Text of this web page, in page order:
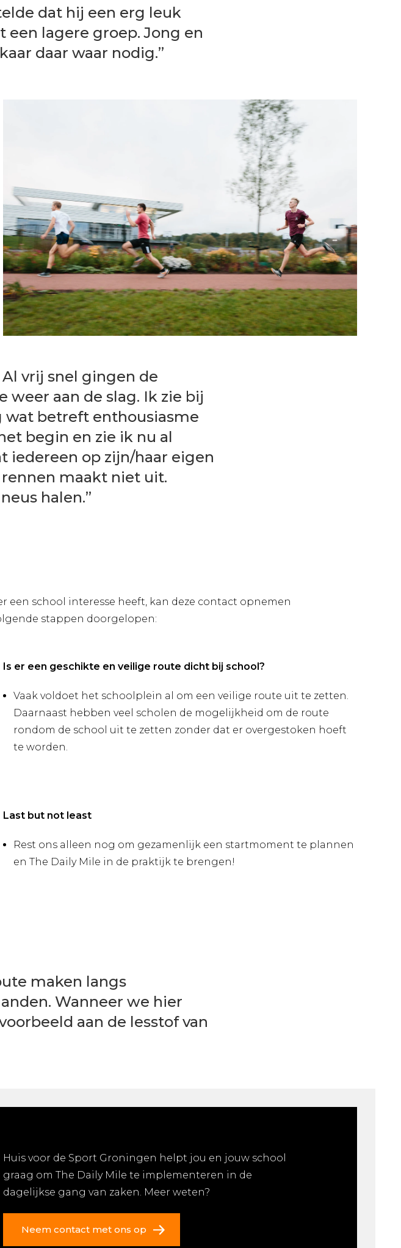
dat hij een erg leuk
lagere groep. Jong en
daar waar nodig.”
Al vrij snel gingen de
weer aan de slag. Ik zie bij
betreft enthousiasme
begin en zie ik nu al
iedereen op zijn/haar eigen
maakt niet uit.
halen.”
een school interesse heeft, kan deze contact opnemen
stappen doorgelopen:
Is er een geschikte en veilige route dicht bij school?
Vaak voldoet het schoolplein al om een veilige route uit te zetten.
Daarnaast hebben veel scholen de mogelijkheid om de route
rondom de school uit te zetten zonder dat er overgestoken hoeft
te worden.
Last but not least
Rest ons alleen nog om gezamenlijk een startmoment te plannen
en The Daily Mile in de praktijk te brengen!
maken langs
Wanneer we hier
aan de lesstof van
Huis voor de Sport Groningen helpt jou en jouw school
graag om The Daily Mile te implementeren in de
dagelijkse gang van zaken. Meer weten?
Neem contact met ons op